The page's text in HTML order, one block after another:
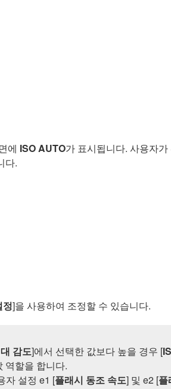
에 ISO AUTO가 표시됩니다. 사용자
다.
정]을 사용하여 조정할 수 있습니다.
감도]에서 선택한 값보다 높을 경우 [
역할을 합니다.
자 설정 e1 [플래시 동조 속도] 및 e2 [플